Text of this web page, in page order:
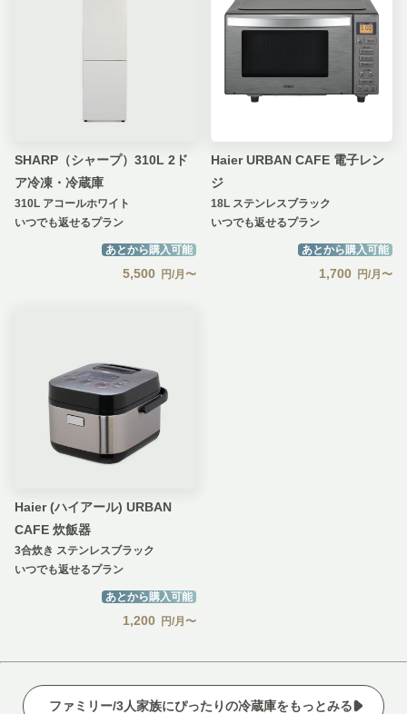
SHARP（シャープ）310L 2ド
ア冷凍・冷蔵庫
310L アコールホワイト
いつでも返せるプラン
あとから購入可能
5,500 円/月〜
Haier URBAN CAFE 電子レン
ジ
18L ステンレスブラック
いつでも返せるプラン
あとから購入可能
1,700 円/月〜
Haier (ハイアール) URBAN
CAFE 炊飯器
3合炊き ステンレスブラック
いつでも返せるプラン
あとから購入可能
1,200 円/月〜
ファミリー/3人家族にぴったりの冷蔵庫をもっとみる